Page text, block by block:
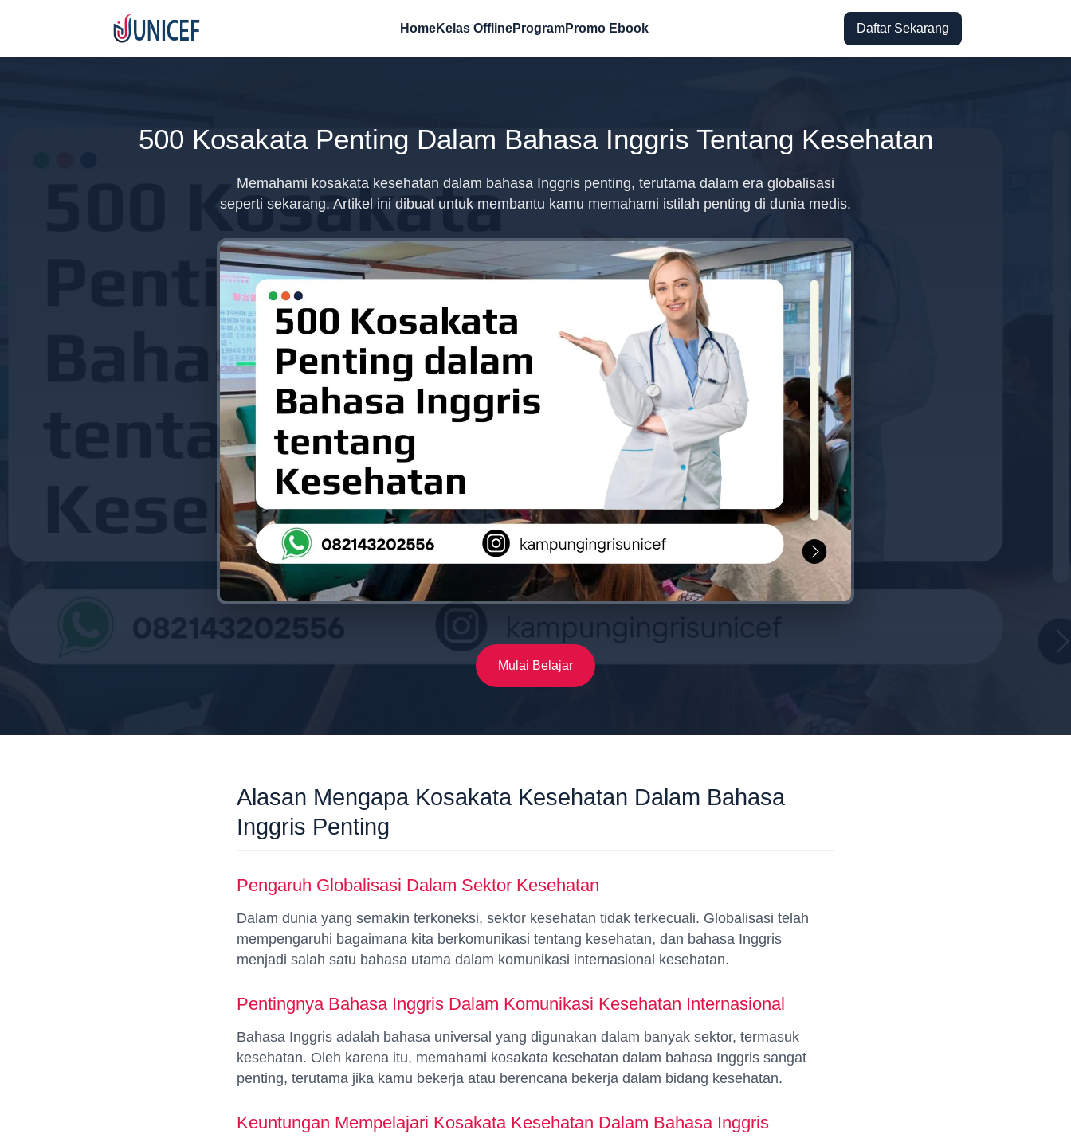
HomeKelas OfflineProgramPromo Ebook Daftar Sekarang
500 Kosakata Penting Dalam Bahasa Inggris Tentang Kesehatan
Memahami kosakata kesehatan dalam bahasa Inggris penting, terutama dalam era globalisasi
seperti sekarang. Artikel ini dibuat untuk membantu kamu memahami istilah penting di dunia medis.
Mulai Belajar
Alasan Mengapa Kosakata Kesehatan Dalam Bahasa
Inggris Penting
Pengaruh Globalisasi Dalam Sektor Kesehatan
Dalam dunia yang semakin terkoneksi, sektor kesehatan tidak terkecuali. Globalisasi telah
mempengaruhi bagaimana kita berkomunikasi tentang kesehatan, dan bahasa Inggris
menjadi salah satu bahasa utama dalam komunikasi internasional kesehatan.
Pentingnya Bahasa Inggris Dalam Komunikasi Kesehatan Internasional
Bahasa Inggris adalah bahasa universal yang digunakan dalam banyak sektor, termasuk
kesehatan. Oleh karena itu, memahami kosakata kesehatan dalam bahasa Inggris sangat
penting, terutama jika kamu bekerja atau berencana bekerja dalam bidang kesehatan.
Keuntungan Mempelajari Kosakata Kesehatan Dalam Bahasa Inggris